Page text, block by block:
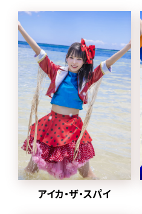
ンスターからなるクロちゃ
んプロデュースの5人組ア
イドルグループ。
avexからメジャーデビュー
後4日という史上最速の早
さで東京ドームに立ち話題
を集め、「第62回 輝く！日本
レコード大賞」新人賞を受
賞。
2024年1月から
2022年に同番組の企画
「MONSTER LOVE」から誕
アイカ・ザ・スパイ